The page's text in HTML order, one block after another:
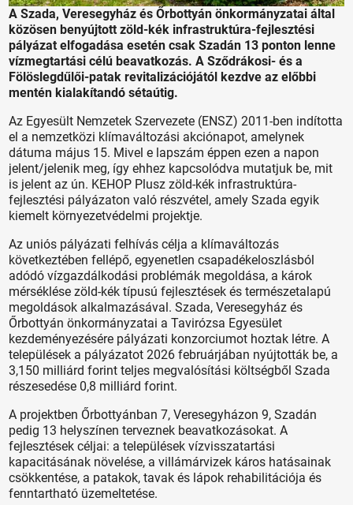
A Szada, Veresegyház és Őrbottyán önkormányzatai által
közösen benyújtott zöld-kék infrastruktúra-fejlesztési
pályázat elfogadása esetén csak Szadán 13 ponton lenne
vízmegtartási célú beavatkozás. A Sződrákosi- és a
Fölöslegdűlői-patak revitalizációjától kezdve az előbbi
mentén kialakítandó sétaútig.
Az Egyesült Nemzetek Szervezete (ENSZ) 2011-ben indította
el a nemzetközi klímaváltozási akciónapot, amelynek
dátuma május 15. Mivel e lapszám éppen ezen a napon
jelent/jelenik meg, így ehhez kapcsolódva mutatjuk be, mit
is jelent az ún. KEHOP Plusz zöld-kék infrastruktúra-
fejlesztési pályázaton való részvétel, amely Szada egyik
kiemelt környezetvédelmi projektje.
Az uniós pályázati felhívás célja a klímaváltozás
következtében fellépő, egyenetlen csapadékeloszlásból
adódó vízgazdálkodási problémák megoldása, a károk
mérséklése zöld-kék típusú fejlesztések és természetalapú
megoldások alkalmazásával. Szada, Veresegyház és
Őrbottyán önkormányzatai a Tavirózsa Egyesület
kezdeményezésére pályázati konzorciumot hoztak létre. A
települések a pályázatot 2026 februárjában nyújtották be, a
3,150 milliárd forint teljes megvalósítási költségből Szada
részesedése 0,8 milliárd forint.
A projektben Őrbottyánban 7, Veresegyházon 9, Szadán
pedig 13 helyszínen terveznek beavatkozásokat. A
fejlesztések céljai: a települések vízvisszatartási
kapacitásának növelése, a villámárvizek káros hatásainak
csökkentése, a patakok, tavak és lápok rehabilitációja és
fenntartható üzemeltetése.